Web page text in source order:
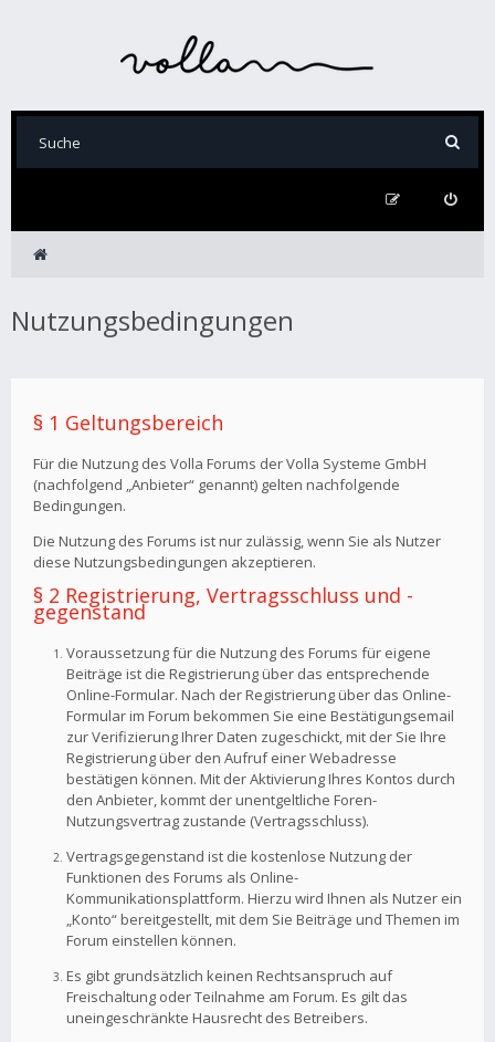
Nutzungsbedingungen
§ 1 Geltungsbereich
Für die Nutzung des Volla Forums der Volla Systeme GmbH
(nachfolgend „Anbieter“ genannt) gelten nachfolgende
Bedingungen.
Die Nutzung des Forums ist nur zulässig, wenn Sie als Nutzer
diese Nutzungsbedingungen akzeptieren.
§ 2 Registrierung, Vertragsschluss und -
gegenstand
Voraussetzung für die Nutzung des Forums für eigene
Beiträge ist die Registrierung über das entsprechende
Online-Formular. Nach der Registrierung über das Online-
Formular im Forum bekommen Sie eine Bestätigungsemail
zur Verifizierung Ihrer Daten zugeschickt, mit der Sie Ihre
Registrierung über den Aufruf einer Webadresse
bestätigen können. Mit der Aktivierung Ihres Kontos durch
den Anbieter, kommt der unentgeltliche Foren-
Nutzungsvertrag zustande (Vertragsschluss).
Vertragsgegenstand ist die kostenlose Nutzung der
Funktionen des Forums als Online-
Kommunikationsplattform. Hierzu wird Ihnen als Nutzer ein
„Konto“ bereitgestellt, mit dem Sie Beiträge und Themen im
Forum einstellen können.
Es gibt grundsätzlich keinen Rechtsanspruch auf
Freischaltung oder Teilnahme am Forum. Es gilt das
uneingeschränkte Hausrecht des Betreibers.